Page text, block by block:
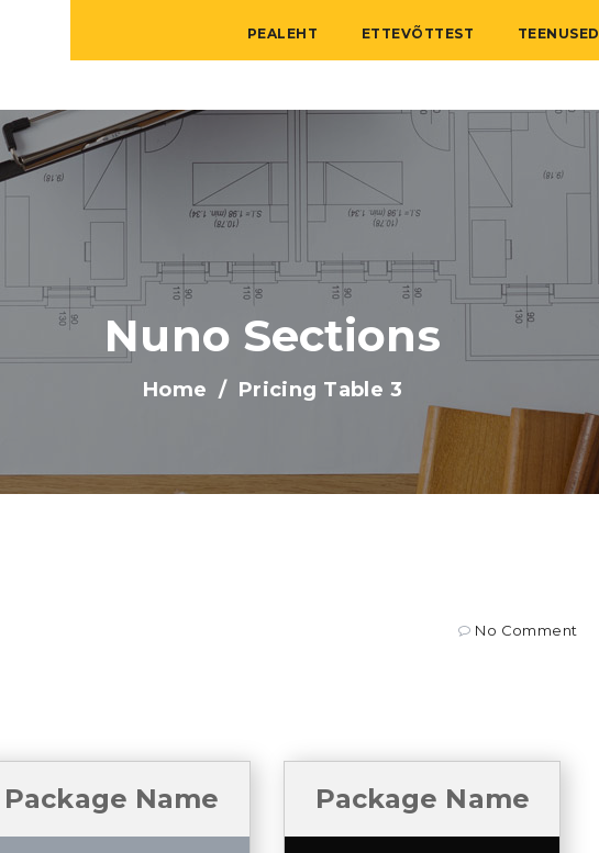
PEALEHT ETTEVÕTTEST TEENUSED
Nuno Sections
Home Pricing Table 3
No Comment
Package Name Package Name